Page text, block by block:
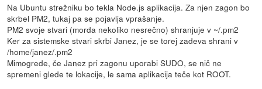
Na Ubuntu strežniku bo tekla Node.js aplikacija. Za njen zagon bo
skrbel PM2, tukaj pa se pojavlja vprašanje.
PM2 svoje stvari (morda nekoliko nesrečno) shranjuje v ~/.pm2
Ker za sistemske stvari skrbi Janez, je se torej zadeva shrani v
/home/janez/.pm2
Mimogrede, če Janez pri zagonu uporabi SUDO, se nič ne
spremeni glede te lokacije, le sama aplikacija teče kot ROOT.